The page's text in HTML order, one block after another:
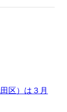
区）は３月